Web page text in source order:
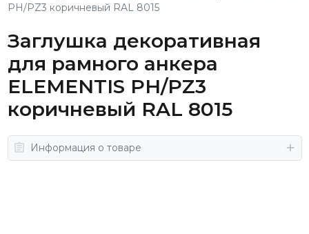
PH/PZ3 коричневый RAL 8015
Заглушка декоративная
для рамного анкера
ELEMENTIS PH/PZ3
коричневый RAL 8015
Информация о товаре